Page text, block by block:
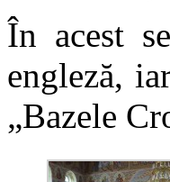
În acest
engleză,
„Bazele